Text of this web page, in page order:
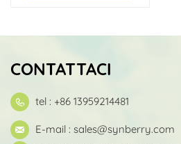
CONTATTACI
tel : +86 13959214481
E-mail : sales@synberry.com